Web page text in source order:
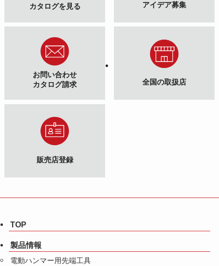
カタログを見る アイデア募集
お問い合わせ
カタログ請求
全国の取扱店
販売店登録
TOP
製品情報
電動ハンマー用先端工具